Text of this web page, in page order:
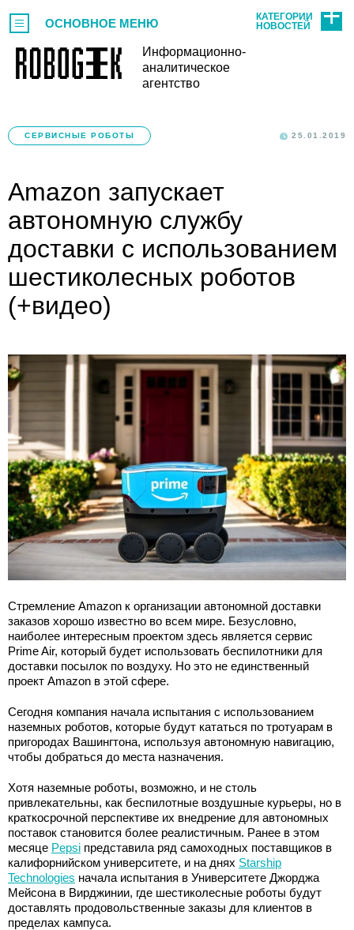
Информационно-
аналитическое
агентство
ОСНОВНОЕ МЕНЮ
КАТЕГОРИИ
НОВОСТЕЙ
СЕРВИСНЫЕ РОБОТЫ 25.01.2019
Amazon запускает
автономную службу
доставки с использованием
шестиколесных роботов
(+видео)
Стремление Amazon к организации автономной доставки
заказов хорошо известно во всем мире. Безусловно,
наиболее интересным проектом здесь является сервис
Prime Air, который будет использовать беспилотники для
доставки посылок по воздуху. Но это не единственный
проект Amazon в этой сфере.
Сегодня компания начала испытания с использованием
наземных роботов, которые будут кататься по тротуарам в
пригородах Вашингтона, используя автономную навигацию,
чтобы добраться до места назначения.
Хотя наземные роботы, возможно, и не столь
привлекательны, как беспилотные воздушные курьеры, но в
краткосрочной перспективе их внедрение для автономных
поставок становится более реалистичным. Ранее в этом
месяце Pepsi представила ряд самоходных поставщиков в
калифорнийском университете, и на днях Starship
Technologies начала испытания в Университете Джорджа
Мейсона в Вирджинии, где шестиколесные роботы будут
доставлять продовольственные заказы для клиентов в
пределах кампуса.